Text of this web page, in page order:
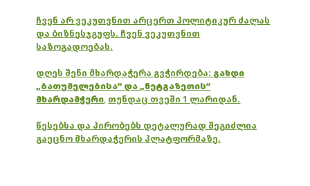
ჩვენ არ ვეკუთვნით არცერთ პოლიტიკურ ძალას
და ბიზნესჯგუფს. ჩვენ ვეკუთვნით
საზოგადოებას.
დღეს შენი მხარდაჭერა გვჭირდება: გახდი
„ბათუმელებისა“ და „ნეტგაზეთის“
მხარდამჭერი, თუნდაც თვეში 1 ლარიდან.
წესებსა და პირობებს დეტალურად შეგიძლია
გაეცნო მხარდაჭერის პლატფორმაზე.